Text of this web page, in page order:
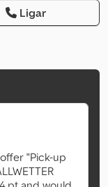
Ligar